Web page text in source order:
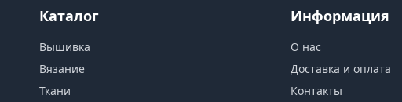
Каталог
Вышивка
Вязание
Ткани
Информация
О нас
Доставка и оплата
Контакты